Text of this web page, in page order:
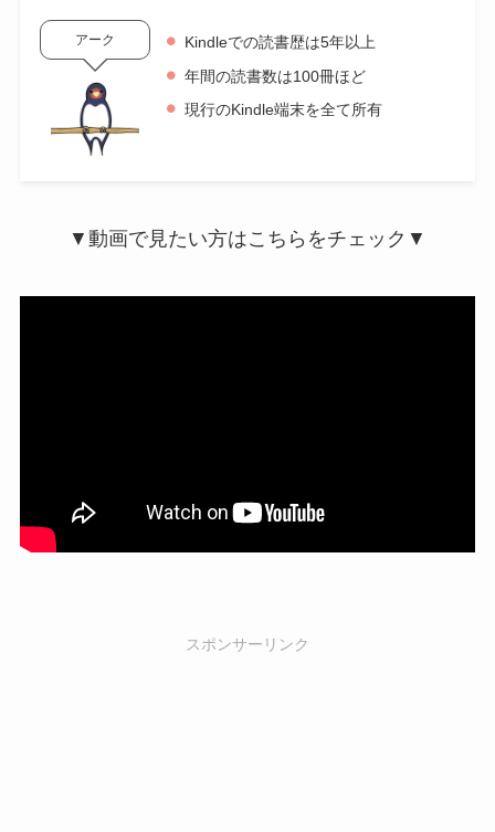
Kindleでの読書歴は5年以上
年間の読書数は100冊ほど
現行のKindle端末を全て所有
アーク
▼動画で見たい方はこちらをチェック▼
スポンサーリンク